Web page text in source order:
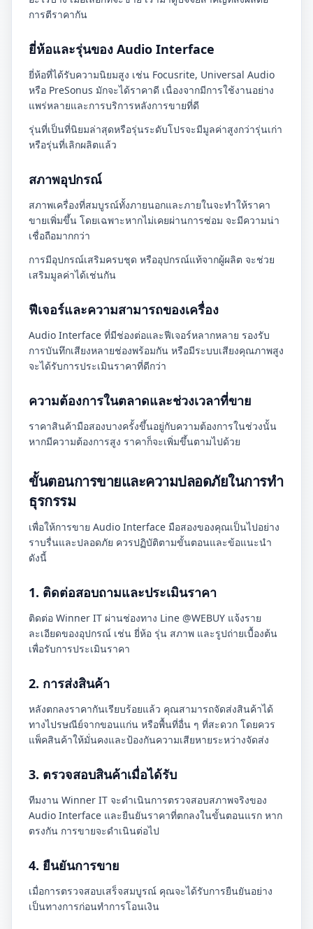
การตีราคากัน
ยี่ห้อและรุ่นของ Audio Interface
ยี่ห้อที่ได้รับความนิยมสูง เช่น Focusrite, Universal Audio
หรือ PreSonus มักจะได้ราคาดี เนื่องจากมีการใช้งานอย่าง
แพร่หลายและการบริการหลังการขายที่ดี
รุ่นที่เป็นที่นิยมล่าสุดหรือรุ่นระดับโปรจะมีมูลค่าสูงกว่ารุ่นเก่า
หรือรุ่นที่เลิกผลิตแล้ว
สภาพอุปกรณ์
สภาพเครื่องที่สมบูรณ์ทั้งภายนอกและภายในจะทำให้ราคา
ขายเพิ่มขึ้น โดยเฉพาะหากไม่เคยผ่านการซ่อม จะมีความน่า
เชื่อถือมากกว่า
การมีอุปกรณ์เสริมครบชุด หรืออุปกรณ์แท้จากผู้ผลิต จะช่วย
เสริมมูลค่าได้เช่นกัน
ฟีเจอร์และความสามารถของเครื่อง
Audio Interface ที่มีช่องต่อและฟีเจอร์หลากหลาย รองรับ
การบันทึกเสียงหลายช่องพร้อมกัน หรือมีระบบเสียงคุณภาพสูง
จะได้รับการประเมินราคาที่ดีกว่า
ความต้องการในตลาดและช่วงเวลาที่ขาย
ราคาสินค้ามือสองบางครั้งขึ้นอยู่กับความต้องการในช่วงนั้น
หากมีความต้องการสูง ราคาก็จะเพิ่มขึ้นตามไปด้วย
ขั้นตอนการขายและความปลอดภัยในการทำ
ธุรกรรม
เพื่อให้การขาย Audio Interface มือสองของคุณเป็นไปอย่าง
ราบรื่นและปลอดภัย ควรปฏิบัติตามขั้นตอนและข้อแนะนำ
ดังนี้
1. ติดต่อสอบถามและประเมินราคา
ติดต่อ Winner IT ผ่านช่องทาง Line @WEBUY แจ้งราย
ละเอียดของอุปกรณ์ เช่น ยี่ห้อ รุ่น สภาพ และรูปถ่ายเบื้องต้น
เพื่อรับการประเมินราคา
2. การส่งสินค้า
หลังตกลงราคากันเรียบร้อยแล้ว คุณสามารถจัดส่งสินค้าได้
ทางไปรษณีย์จากขอนแก่น หรือพื้นที่อื่น ๆ ที่สะดวก โดยควร
แพ็คสินค้าให้มั่นคงและป้องกันความเสียหายระหว่างจัดส่ง
3. ตรวจสอบสินค้าเมื่อได้รับ
ทีมงาน Winner IT จะดำเนินการตรวจสอบสภาพจริงของ
Audio Interface และยืนยันราคาที่ตกลงในขั้นตอนแรก หาก
ตรงกัน การขายจะดำเนินต่อไป
4. ยืนยันการขาย
เมื่อการตรวจสอบเสร็จสมบูรณ์ คุณจะได้รับการยืนยันอย่าง
เป็นทางการก่อนทำการโอนเงิน